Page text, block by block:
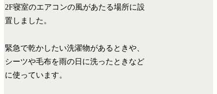
2F寝室のエアコンの風があたる場所に設
置しました。
緊急で乾かしたい洗濯物があるときや、
シーツや毛布を雨の日に洗ったときなど
に使っています。